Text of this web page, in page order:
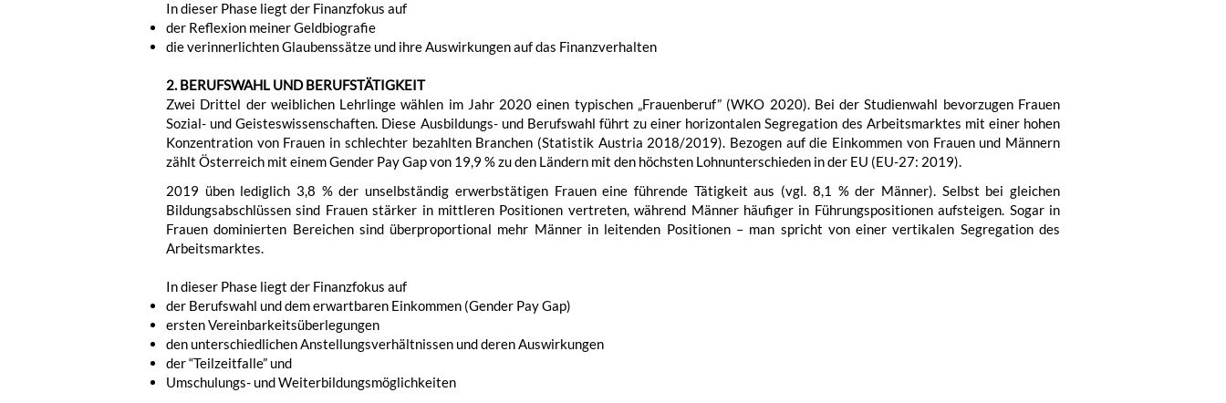
In dieser Phase liegt der Finanzfokus auf
der Reflexion meiner Geldbiografie
die verinnerlichten Glaubenssätze und ihre Auswirkungen auf das Finanzverhalten
2. BERUFSWAHL UND BERUFSTÄTIGKEIT
Zwei Drittel der weiblichen Lehrlinge wählen im Jahr 2020 einen typischen „Frauenberuf” (WKO 2020). Bei der Studienwahl bevorzugen Frauen
Sozial- und Geisteswissenschaften. Diese Ausbildungs- und Berufswahl führt zu einer horizontalen Segregation des Arbeitsmarktes mit einer hohen
Konzentration von Frauen in schlechter bezahlten Branchen (Statistik Austria 2018/2019). Bezogen auf die Einkommen von Frauen und Männern
zählt Österreich mit einem Gender Pay Gap von 19,9 % zu den Ländern mit den höchsten Lohnunterschieden in der EU (EU-27: 2019).
2019 üben lediglich 3,8 % der unselbständig erwerbstätigen Frauen eine führende Tätigkeit aus (vgl. 8,1 % der Männer). Selbst bei gleichen
Bildungsabschlüssen sind Frauen stärker in mittleren Positionen vertreten, während Männer häufiger in Führungspositionen aufsteigen. Sogar in
Frauen dominierten Bereichen sind überproportional mehr Männer in leitenden Positionen – man spricht von einer vertikalen Segregation des
Arbeitsmarktes.
In dieser Phase liegt der Finanzfokus auf
der Berufswahl und dem erwartbaren Einkommen (Gender Pay Gap)
ersten Vereinbarkeitsüberlegungen
den unterschiedlichen Anstellungsverhältnissen und deren Auswirkungen
der “Teilzeitfalle” und
Umschulungs- und Weiterbildungsmöglichkeiten